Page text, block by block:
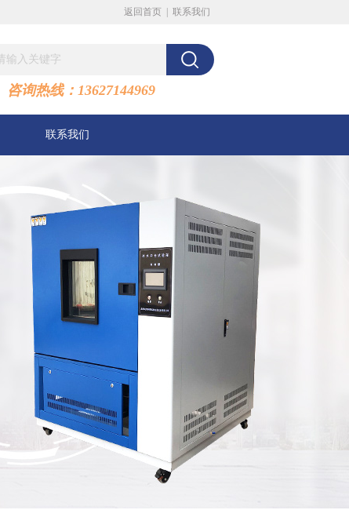
返回首页 联系我们
咨询热线：13627144969
联系我们